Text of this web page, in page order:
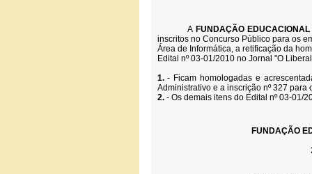
A FUNDAÇÃO
inscritos no Concurso Público para os
Área de Informática, a retificação da
Edital nº 03-01/2010 no Jornal "O
1.- Ficam homologadas e
Administrativo e a inscrição nº 327
2.- Os demais itens do Edital nº 03-01/
FUNDAÇÃO